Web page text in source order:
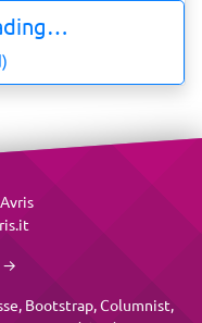
Avris
→
, Bootstrap,Columnist,